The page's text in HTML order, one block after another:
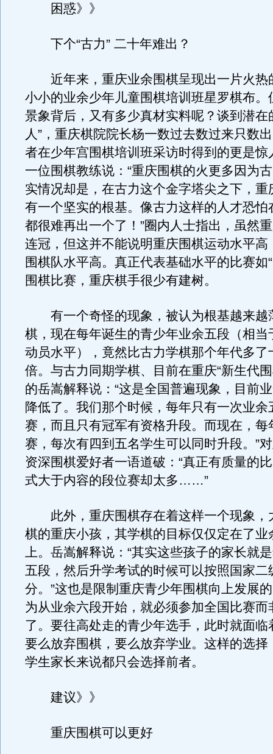
困惑》》
下个“古力” 二十年难出？
近年来，重庆业余围棋呈现出一片火热
小小的业余少年儿童围棋培训班星罗棋布。
景象背后，又有多少真材实料呢？谈到潜在
人”，重庆棋院院长杨一数过去数过来只数
者在少年宫围棋培训班采访时得到的更是
一位围棋教练说：“重庆围棋的火更多因为
实情况却是，在古力这个金字塔尖之下，重
有一个坚实的根基。像古力这样的人才恐怕
都很难再出一个了！”圈内人士指出，虽然
连冠，但这并不能说明重庆围棋运动水平高
围棋队水平高。真正代表基础水平的比赛如
围棋比赛，重庆棋手很少有建树。
有一个奇怪的现象，被认为根基越来越
棋，现在每年诞生的青少年业余五段（相当
动员水平），竟然比古力学棋那个年代多了
倍。与古力同期学棋、目前在重庆“新生代
的岳嵩解释说：“这是全国普遍现象，目前
降低了。我们那个时候，每年只有一次业余
赛，而且只有冠军有资格升段。而现在，每
赛，每次有四到五名学生可以同时升段。”
资深围棋爱好者一语道破：“真正有质量的
式大于内容的段位赛却太多……”
此外，重庆围棋存在着这样一个现象，
棋的重庆小孩，其学棋的目标仅仅定在了业
上。岳嵩解释说：“其实这些孩子的家长就
五段，然后升学考试的时候可以按照国家二
分。”这也是限制重庆青少年围棋向上发展
为从业余六段开始，就必须参加全国比赛而
了。要往高处走的青少年选手，此时就面临
要么放弃围棋，要么放弃学业。这样的选择
学生家长来说都只会选择前者。
建议》》
重庆围棋可以更好